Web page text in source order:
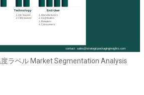
ラベル Market Segmentation Analysis